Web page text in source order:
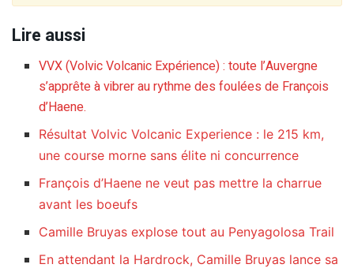
Lire aussi
VVX (Volvic Volcanic Expérience) : toute l’Auvergne
s’apprête à vibrer au rythme des foulées de François
d’Haene.
Résultat Volvic Volcanic Experience : le 215 km,
une course morne sans élite ni concurrence
François d’Haene ne veut pas mettre la charrue
avant les boeufs
Camille Bruyas explose tout au Penyagolosa Trail
En attendant la Hardrock, Camille Bruyas lance sa